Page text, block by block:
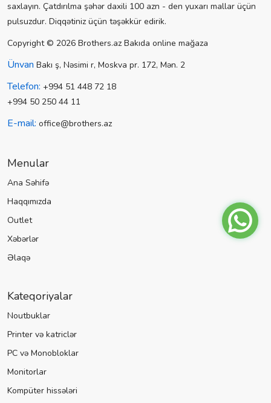
saxlayın. Çatdırılma şəhər daxili 100 azn - den yuxarı mallar üçün
pulsuzdur. Diqqətiniz üçün təşəkkür edirik.
Copyright © 2026 Brothers.az Bakıda online mağaza
Ünvan Bakı ş, Nəsimi r, Moskva pr. 172, Mən. 2
Telefon: +994 51 448 72 18
+994 50 250 44 11
E-mail: office@brothers.az
Menular
Ana Səhifə
Haqqımızda
Outlet
Xəbərlər
Əlaqə
Kateqoriyalar
Noutbuklar
Printer və katriclər
PC və Monobloklar
Monitorlar
Kompüter hissələri